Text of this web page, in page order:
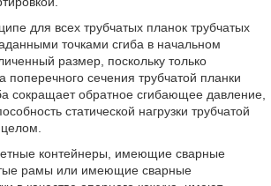
для всех трубчатых планок трубчатых
точками сгиба в начальном
размер, поскольку только
поперечного сечения трубчатой планки
сокращает обратное сгибающее давление,
статической нагрузки трубчатой
контейнеры, имеющие сварные
рамы или имеющие сварные